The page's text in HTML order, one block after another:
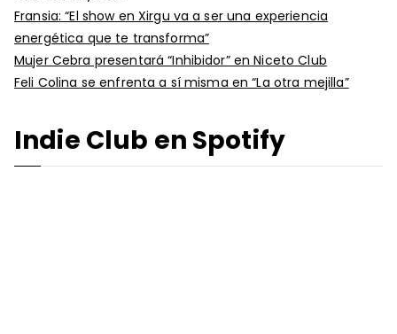
Fransia: “El show en Xirgu va a ser una experiencia
energética que te transforma”
Mujer Cebra presentará “Inhibidor” en Niceto Club
Feli Colina se enfrenta a sí misma en “La otra mejilla”
Indie Club en Spotify